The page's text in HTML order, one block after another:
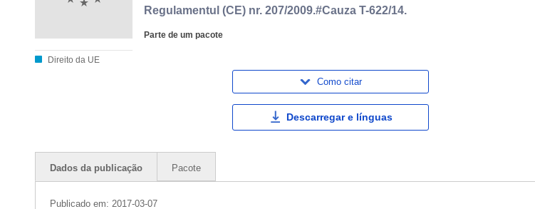
Direito da UE
Regulamentul (CE) nr. 207/2009.#Cauza T-622/14.
Parte de um pacote
Como citar
Descarregar e línguas
Dados da publicação Pacote
Publicado em: 2017-03-07